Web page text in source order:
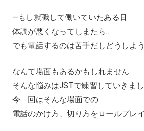
―もし就職して働いていたある日
体調が悪くなってしまたら…
でも電話するのは苦手だしどうしよ
なんて場面もあるかもしれません
そんな悩みはJSTで練習していきまし
今 回はそんな場面での
電話のかけ方、切り方をロールプレ